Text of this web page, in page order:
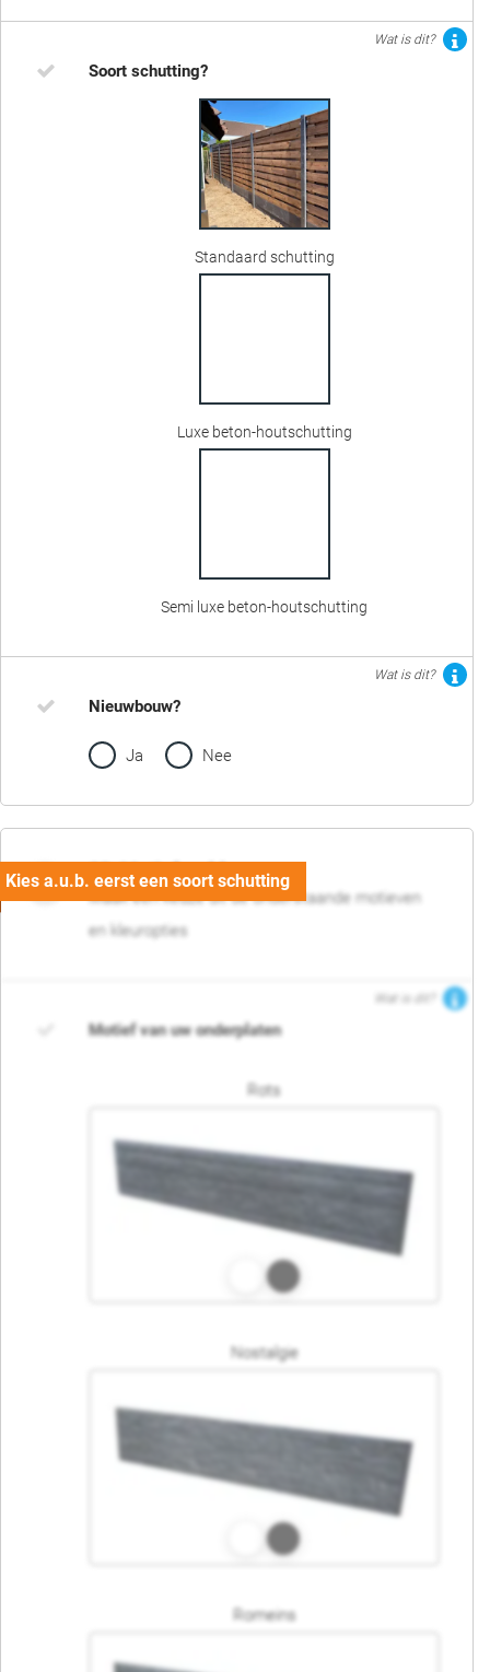
Wat is dit?
Soort schutting?
Standaard schutting
Luxe beton-houtschutting
Semi luxe beton-houtschutting
Wat is dit?
Nieuwbouw?
Ja Nee
02. Motief en kleur
Maak een keuze uit de onderstaande motieven
en kleuropties
Wat is dit?
Motief van uw onderplaten
Rots
Nostalgie
Romeins